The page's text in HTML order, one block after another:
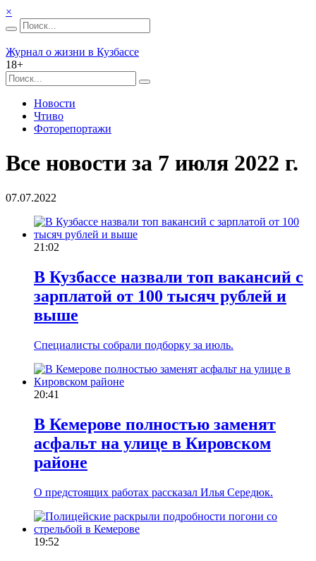
×
Журнал о жизни в Кузбассе
18+
Новости
Чтиво
Фоторепортажи
Все новости за 7 июля 2022 г.
07.07.2022
21:02
В Кузбассе назвали топ вакансий с
зарплатой от 100 тысяч рублей и
выше
Специалисты собрали подборку за июль.
20:41
В Кемерове полностью заменят
асфальт на улице в Кировском
районе
О предстоящих работах рассказал Илья Середюк.
19:52